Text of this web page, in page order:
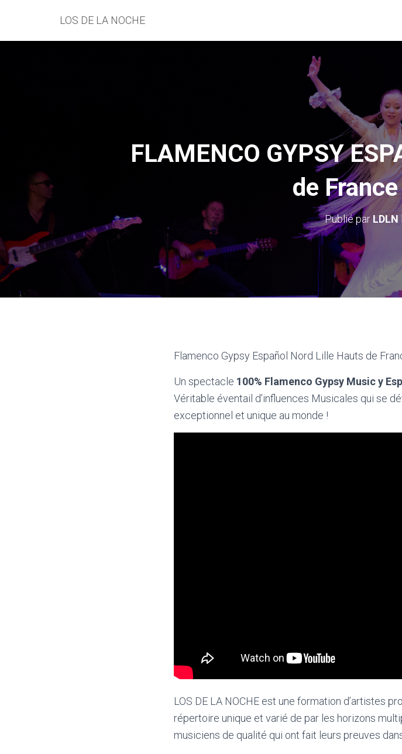
LOS DE LA NOCHE
FLAMENCO GYPSY
de
Publié par LDLN
Flamenco Gypsy Español Nord Lille Hauts de
Un spectacle 100% Flamenco Gypsy Music y
Véritable éventail d’influences Musicales qui se
exceptionnel et unique au monde !
LOS DE LA NOCHE est une formation d’artistes
répertoire unique et varié de par les horizons
musiciens de qualité qui ont fait leurs preuves